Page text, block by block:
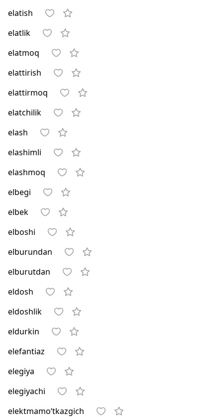
elatish
elatlik
elatmoq
elattirish
elattirmoq
elatchilik
elash
elashimli
elashmoq
elbegi
elbek
elboshi
elburundan
elburutdan
eldosh
eldoshlik
eldurkin
elefantiaz
elegiya
elegiyachi
elektmamo‘tkazgich